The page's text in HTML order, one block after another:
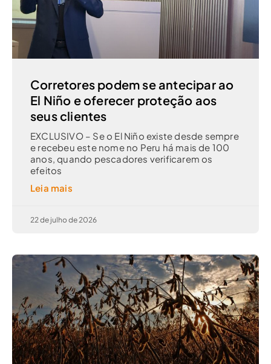
Corretores podem se antecipar ao
El Niño e oferecer proteção aos
seus clientes
EXCLUSIVO – Se o El Niño existe desde sempre
e recebeu este nome no Peru há mais de 100
anos, quando pescadores verificarem os
efeitos
Leia mais
22 de julho de 2026